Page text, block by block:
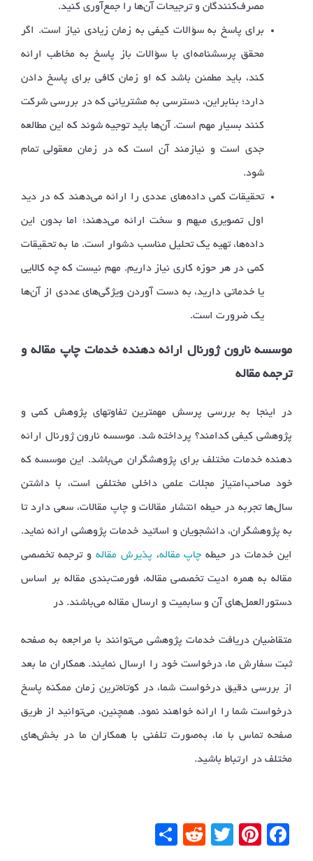
مصرف‌کنندگان و ترجیحات آن‌ها را جمع‌آوری کنید.
برای پاسخ به سؤالات کیفی به زمان زیادی نیاز است. اگر
محقق پرسشنامه‌ای با سؤالات باز پاسخ به مخاطب ارائه
کند، باید مطمئن باشد که او زمان کافی برای پاسخ دادن
دارد؛ بنابراین، دسترسی به مشتریانی که در بررسی شرکت
کنند بسیار مهم است. آن‌ها باید توجیه شوند که این مطالعه
جدی است و نیازمند آن است که در زمان معقولی تمام
شود.
تحقیقات کمی داده‌های عددی را ارائه می‌دهند که در دید
اول تصویری مبهم و سخت ارائه می‌دهند؛ اما بدون این
داده‌ها، تهیه یک تحلیل مناسب دشوار است. ما به تحقیقات
کمی در هر حوزه کاری نیاز داریم. مهم نیست که چه کالایی
یا خدماتی دارید، به دست آوردن ویژگی‌های عددی از آن‌ها
یک ضرورت است.
موسسه نارون ژورنال ارائه دهنده خدمات چاپ مقاله و
ترجمه مقاله
در اینجا به بررسی پرسش مهمترین تفاوتهای پژوهش کمی و
پژوهشی کیفی کدامند؟ پرداخته شد. موسسه نارون ژورنال ارائه
دهنده خدمات مختلف برای پژوهشگران می‌باشد. این موسسه که
خود صاحب‌امتیاز مجلات علمی داخلی مختلفی است، با داشتن
سال‌ها تجربه در حیطه انتشار مقالات و چاپ مقالات، سعی دارد تا
به پژوهشگران، دانشجویان و اساتید خدمات پژوهشی ارائه نماید.
این خدمات در حیطه چاپ مقاله، پذیرش مقاله و ترجمه تخصصی
مقاله به همره ادیت تخصصی مقاله، فورمت‌بندی مقاله بر اساس
دستورالعمل‌های آن و سابمیت و ارسال مقاله می‌باشند. در
متقاضیان دریافت خدمات پژوهشی می‌توانند با مراجعه به صفحه
ثبت سفارش ما، درخواست خود را ارسال نمایند. همکاران ما بعد
از بررسی دقیق درخواست شما، در کوتاه‌ترین زمان ممکنه پاسخ
درخواست شما را ارائه خواهند نمود. همچنین، می‌توانید از طریق
صفحه تماس با ما، به‌صورت تلفنی با همکاران ما در بخش‌های
مختلف در ارتباط باشید.
Facebook
Pinterest
Twitter
Reddit